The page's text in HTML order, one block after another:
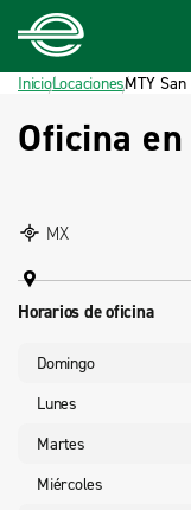
Inicio
Pie de página
InicioLocacionesMTY San
Oficina en
MX
Horarios de oficina
Domingo
Lunes
Martes
Miércoles